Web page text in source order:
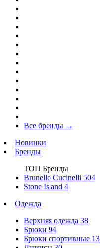
Все бренды →
Новинки
Бренды
ТОП Бренды
Brunello Cucinelli 504
Stone Island 4
Одежда
Верхняя одежда 38
Брюки 94
Брюки спортивные 13